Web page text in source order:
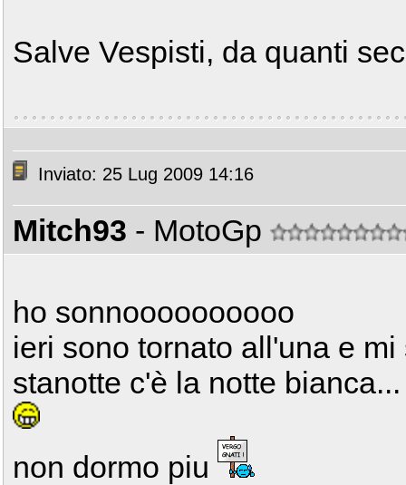
Salve Vespisti, da quanti
Inviato: 25 Lug 2009 14:16
Mitch93 - MotoGp
ho sonnoooooooooo
ieri sono tornato all'una e
stanotte c'è la notte bianca...
non dormo piu